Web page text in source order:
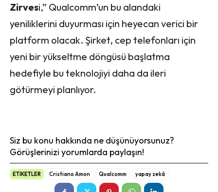
Zirvesi,” Qualcomm’un bu alandaki
yeniliklerini duyurması için heyecan verici bir
platform olacak. Şirket, cep telefonları için
yeni bir yükseltme döngüsü başlatma
hedefiyle bu teknolojiyi daha da ileri
götürmeyi planlıyor.
Siz bu konu hakkında ne düşünüyorsunuz?
Görüşlerinizi yorumlarda paylaşın!
ETİKETLER Cristiano Amon Qualcomm yapay zekâ